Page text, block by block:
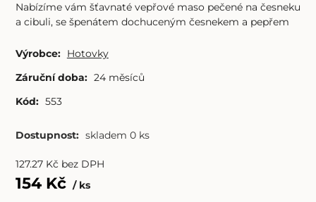
Nabízíme vám šťavnaté vepřové maso pečené na česneku
a cibuli, se špenátem dochuceným česnekem a pepřem
Výrobce: Hotovky
Záruční doba: 24 měsíců
Kód: 553
Dostupnost: skladem 0 ks
127.27Kč bez DPH
154Kč ks